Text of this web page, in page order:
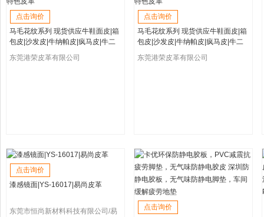
点击询价
马毛花纹系列 现货供应牛鞋面皮|箱
包皮|沙发皮|牛纳帕皮|疯马皮|牛二
层反毛皮|牛皮花皮|猪巴戈|猪里皮等
特色皮革
东莞港荣皮革有限公司
点击询价
马毛花纹系列 现货供应牛鞋面皮|箱
包皮|沙发皮|牛纳帕皮|疯马皮|牛二
层反毛皮|牛皮花皮|猪巴戈|猪里皮等
特色皮革
东莞港荣皮革有限公司
点击询价
漆感镜面|YS-16017|易尚皮革
东莞市恒尚新材料科技有限公司/易
点击询价